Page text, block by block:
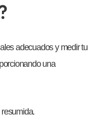
adecuados y medir tu
una